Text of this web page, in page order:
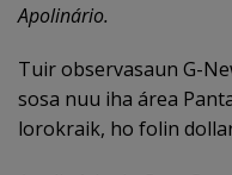
Apolinário.
Tuir observasaun G-
sosa nuu iha área
lorokraik, ho folin